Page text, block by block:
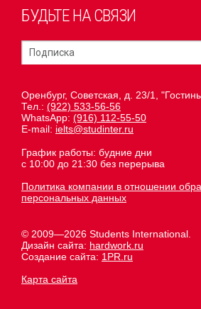
БУДЬТЕ НА СВЯЗИ
Оренбург, Советская, д. 23/1,
Тел.: (922) 533-56-56
WhatsApp: (916) 112-55-50
E-mail: ielts@studinter.ru
График работы: будние дни
с 10:00 до 21:30 без перерыва
Политика компании в отношении
персональных данных
© 2009—2026 Students International.
Дизайн сайта: hardwork.ru
Создание сайта: 1PR.ru
Карта сайта